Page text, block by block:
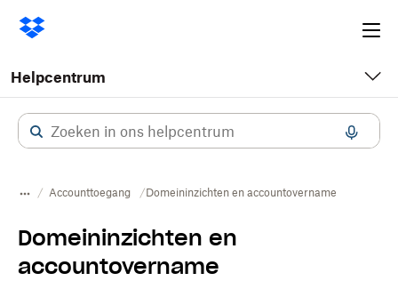
Helpcentrum
Accounttoegang Domeininzichten en accountovername
Domeininzichten en
accountovername